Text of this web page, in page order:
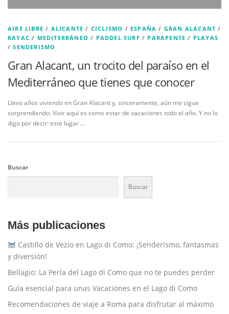
AIRE LIBRE / ALICANTE / CICLISMO / ESPAÑA / GRAN ALACANT /
KAYAC / MEDITERRÁNEO / PADDEL SURF / PARAPENTE / PLAYAS
/SENDERISMO
Gran Alacant, un trocito del paraíso en el
Mediterráneo que tienes que conocer
Llevo años viviendo en Gran Alacant y, sinceramente, aún me sigue
sorprendiendo. Vivir aquí es como estar de vacaciones todo el año. Y no lo
digo por decir: este lugar …
Buscar
Buscar
Más publicaciones
Castillo de Vezio en Lago di Como: ¡Senderismo, fantasmas
y diversión!
Bellagio: La Perla del Lago di Como que no te puedes perder
Guía esencial para unas Vacaciones en el Lago di Como
Recomendaciones de viaje a Roma para disfrutar al máximo